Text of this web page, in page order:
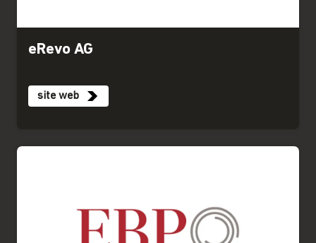
eRevo AG
site web